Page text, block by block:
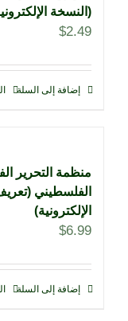
(النسخة
$2.49
إضافة إلى السلة
منظمة التحرير
الفلسطيني
الإلكترونية)
$6.99
إضافة إلى السلة